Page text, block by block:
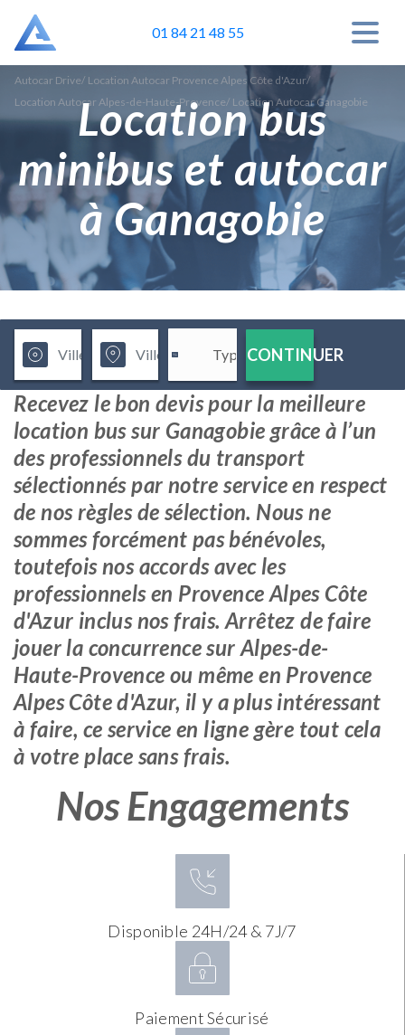
01 84 21 48 55
Autocar Drive/ Location Autocar Provence Alpes Côte d'Azur/
Location Autocar Alpes-de-Haute-Provence/ Location Autocar Ganagobie
Location bus
minibus et autocar
à Ganagobie
CONTINUER
Recevez le bon devis pour la meilleure
location bus sur Ganagobie grâce à l’un
des professionnels du transport
sélectionnés par notre service en respect
de nos règles de sélection. Nous ne
sommes forcément pas bénévoles,
toutefois nos accords avec les
professionnels en Provence Alpes Côte
d'Azur inclus nos frais. Arrêtez de faire
jouer la concurrence sur Alpes-de-
Haute-Provence ou même en Provence
Alpes Côte d'Azur, il y a plus intéressant
à faire, ce service en ligne gère tout cela
à votre place sans frais.
Nos Engagements
Disponible 24H/24 & 7J/7
Paiement Sécurisé